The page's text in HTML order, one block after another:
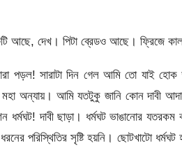
আছে, দেখ। পিটা ব্রেডও আছে। ফ্রিজে
পড়ল! সারাটা দিন গেল আমি তো যাই
মহা অন্যায়। আমি যতটুকু জানি কোন দাবী
ধর্মঘট! দাবী ছাড়া। ধর্মঘট ভাঙানোর
পরিস্থিতির সৃষ্টি হয়নি। ছোটখাটো